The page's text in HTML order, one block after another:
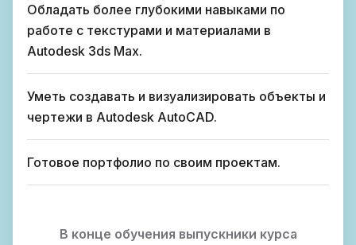
Обладать более глубокими навыками по
работе с текстурами и материалами в
Autodesk 3ds Max.
Уметь создавать и визуализировать объекты и
чертежи в Autodesk AutoCAD.
Готовое портфолио по своим проектам.
В конце обучения выпускники курса